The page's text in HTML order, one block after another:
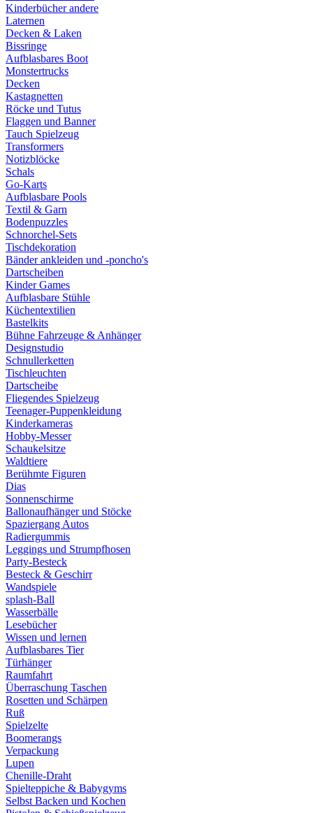
Kinderbücher andere
Laternen
Decken & Laken
Bissringe
Aufblasbares Boot
Monstertrucks
Decken
Kastagnetten
Röcke und Tutus
Flaggen und Banner
Tauch Spielzeug
Transformers
Notizblöcke
Schals
Go-Karts
Aufblasbare Pools
Textil & Garn
Bodenpuzzles
Schnorchel-Sets
Tischdekoration
Bänder ankleiden und -poncho's
Dartscheiben
Kinder Games
Aufblasbare Stühle
Küchentextilien
Bastelkits
Bühne Fahrzeuge & Anhänger
Designstudio
Schnullerketten
Tischleuchten
Dartscheibe
Fliegendes Spielzeug
Teenager-Puppenkleidung
Kinderkameras
Hobby-Messer
Schaukelsitze
Waldtiere
Berühmte Figuren
Dias
Sonnenschirme
Ballonaufhänger und Stöcke
Spaziergang Autos
Radiergummis
Leggings und Strumpfhosen
Party-Besteck
Besteck & Geschirr
Wandspiele
splash-Ball
Wasserbälle
Lesebücher
Wissen und lernen
Aufblasbares Tier
Türhänger
Raumfahrt
Überraschung Taschen
Rosetten und Schärpen
Ruß
Spielzelte
Boomerangs
Verpackung
Lupen
Chenille-Draht
Spielteppiche & Babygyms
Selbst Backen und Kochen